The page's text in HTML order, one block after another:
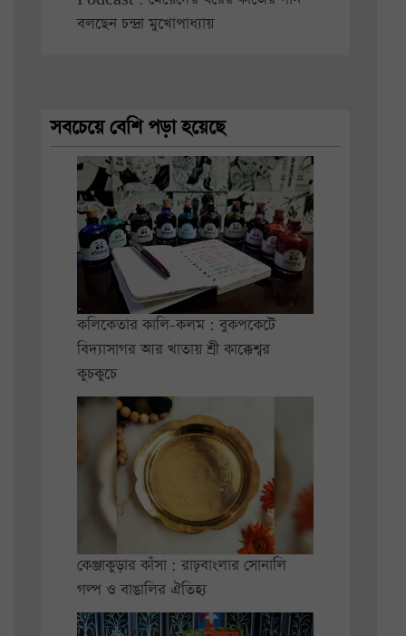
বলছেন চন্দ্রা মুখোপাধ্যায়
সবচেয়ে বেশি পড়া হয়েছে
কলিকেতার কালি-কলম : বুকপকেটে
বিদ্যাসাগর আর খাতায় শ্রী কাক্কেশ্বর
কুচকুচে
কেঞ্জাকুড়ার কাঁসা : রাঢ়বাংলার সোনালি
গল্প ও বাঙালির ঐতিহ্য